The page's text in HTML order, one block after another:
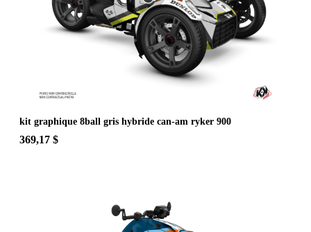
kit graphique 8ball gris hybride can-am ryker 900
369,17 $